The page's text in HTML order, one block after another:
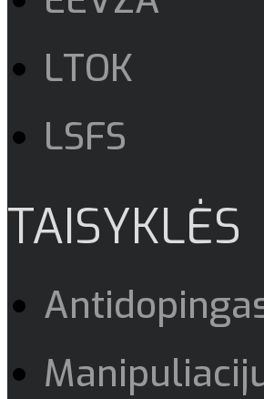
LTOK
LSFS
TAISYKLĖS